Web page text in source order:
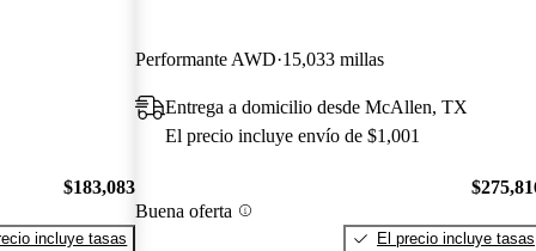
$183,083
incluye tasas
Performante AWD 15,033 millas
Entrega a domicilio desde McAllen, TX
El precio incluye envío de $1,001
Buena oferta
El precio incluye tasas